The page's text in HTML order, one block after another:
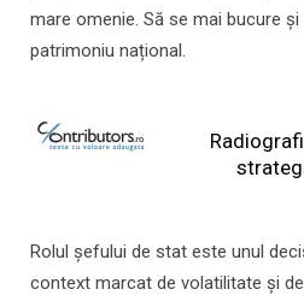
mare omenie. Să se mai bucure și
patrimoniu național.
Rolul şefului de stat este unul
context marcat de volatilitate şi